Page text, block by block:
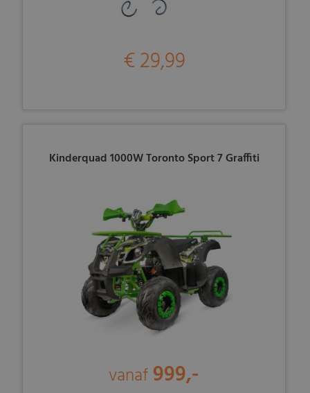
€ 29,99
Kinderquad 1000W Toronto Sport 7 Graffiti
vanaf 999,-